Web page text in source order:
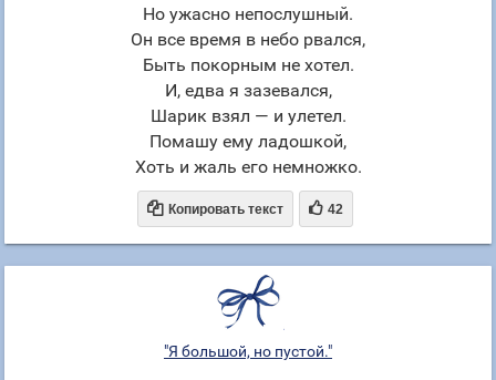
Но ужасно непослушный.
Он все время в небо рвался,
Быть покорным не хотел.
И, едва я зазевался,
Шарик взял — и улетел.
Помашу ему ладошкой,
Хоть и жаль его немножко.
 Копировать текст  42
"Я большой, но пустой."